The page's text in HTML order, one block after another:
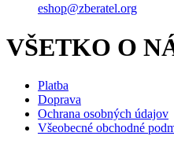
eshop@zberatel.org
VŠETKO O
Platba
Doprava
Ochrana osobných údajov
Všeobecné obchodné